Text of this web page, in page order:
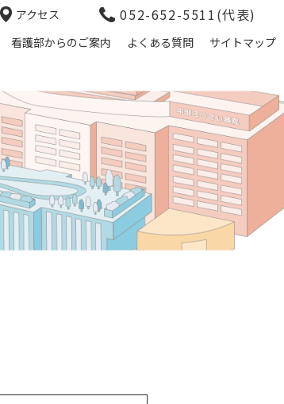
アクセス 052-652-5511(代表)
看護部からのご案内 よくある質問 サイトマップ